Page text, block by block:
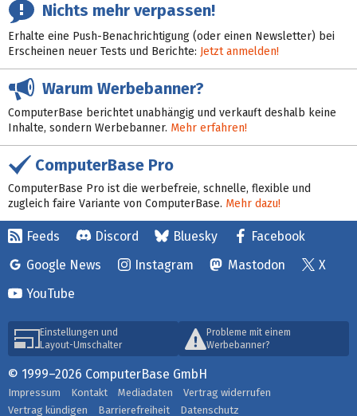
Nichts mehr verpassen!
Erhalte eine Push-Benachrichtigung (oder einen Newsletter) bei
Erscheinen neuer Tests und Berichte: Jetzt anmelden!
Warum Werbebanner?
ComputerBase berichtet unabhängig und verkauft deshalb keine
Inhalte, sondern Werbebanner. Mehr erfahren!
ComputerBase Pro
ComputerBase Pro ist die werbefreie, schnelle, flexible und
zugleich faire Variante von ComputerBase. Mehr dazu!
Feeds Discord Bluesky
Facebook
Google News
Instagram Mastodon
X
YouTube
Einstellungen und
Layout-Umschalter
Probleme mit einem
Werbebanner?
© 1999–2026 ComputerBase GmbH
Impressum Kontakt Mediadaten
Vertrag widerrufen
Vertrag kündigen
Barrierefreiheit Datenschutz